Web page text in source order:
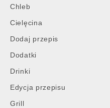
Chleb
Cielęcina
Dodaj przepis
Dodatki
Drinki
Edycja przepisu
Grill